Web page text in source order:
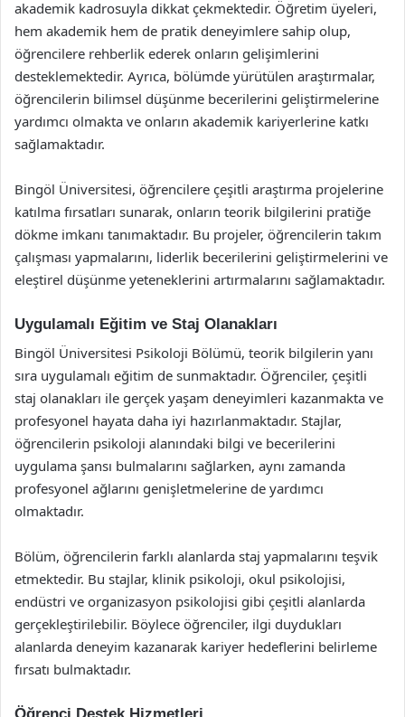
akademik kadrosuyla dikkat çekmektedir. Öğretim üyeleri,
hem akademik hem de pratik deneyimlere sahip olup,
öğrencilere rehberlik ederek onların gelişimlerini
desteklemektedir. Ayrıca, bölümde yürütülen araştırmalar,
öğrencilerin bilimsel düşünme becerilerini geliştirmelerine
yardımcı olmakta ve onların akademik kariyerlerine katkı
sağlamaktadır.
Bingöl Üniversitesi, öğrencilere çeşitli araştırma projelerine
katılma fırsatları sunarak, onların teorik bilgilerini pratiğe
dökme imkanı tanımaktadır. Bu projeler, öğrencilerin takım
çalışması yapmalarını, liderlik becerilerini geliştirmelerini ve
eleştirel düşünme yeteneklerini artırmalarını sağlamaktadır.
Uygulamalı Eğitim ve Staj Olanakları
Bingöl Üniversitesi Psikoloji Bölümü, teorik bilgilerin yanı
sıra uygulamalı eğitim de sunmaktadır. Öğrenciler, çeşitli
staj olanakları ile gerçek yaşam deneyimleri kazanmakta ve
profesyonel hayata daha iyi hazırlanmaktadır. Stajlar,
öğrencilerin psikoloji alanındaki bilgi ve becerilerini
uygulama şansı bulmalarını sağlarken, aynı zamanda
profesyonel ağlarını genişletmelerine de yardımcı
olmaktadır.
Bölüm, öğrencilerin farklı alanlarda staj yapmalarını teşvik
etmektedir. Bu stajlar, klinik psikoloji, okul psikolojisi,
endüstri ve organizasyon psikolojisi gibi çeşitli alanlarda
gerçekleştirilebilir. Böylece öğrenciler, ilgi duydukları
alanlarda deneyim kazanarak kariyer hedeflerini belirleme
fırsatı bulmaktadır.